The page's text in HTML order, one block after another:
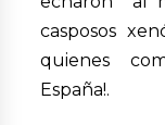
casposos
quienes
España!.